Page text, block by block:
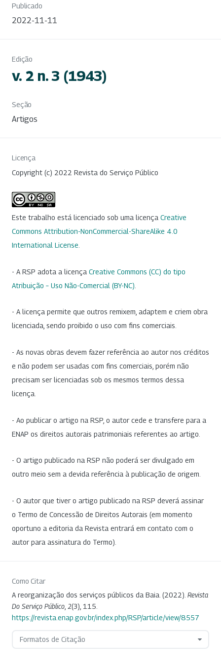
Publicado
2022-11-11
Edição
v. 2 n. 3 (1943)
Seção
Artigos
Licença
Copyright (c) 2022 Revista do Serviço Público
Este trabalho está licenciado sob uma licença Creative
Commons Attribution-NonCommercial-ShareAlike 4.0
International License
- A RSP adota a licença Creative Commons (CC) do tipo
Atribuição – Uso Não-Comercial (BY-NC)
- A licença permite que outros remixem, adaptem e criem obra
licenciada, sendo proibido o uso com fins comerciais.
- As novas obras devem fazer referência ao autor nos créditos
e não podem ser usadas com fins comerciais, porém não
precisam ser licenciadas sob os mesmos termos dessa
licença.
- Ao publicar o artigo na RSP, o autor cede e transfere para a
ENAP os direitos autorais patrimoniais referentes ao artigo.
- O artigo publicado na RSP não poderá ser divulgado em
outro meio sem a devida referência à publicação de origem.
- O autor que tiver o artigo publicado na RSP deverá assinar
o Termo de Concessão de Direitos Autorais (em momento
oportuno a editoria da Revista entrará em contato com o
autor para assinatura do Termo).
Como Citar
A reorganização dos serviços públicos da Baia. (2022). Revista
Do Serviço Público 2(3), 115.
https://revista.enap.gov.br/index.php/RSP/article/view/8557
Formatos de Citação